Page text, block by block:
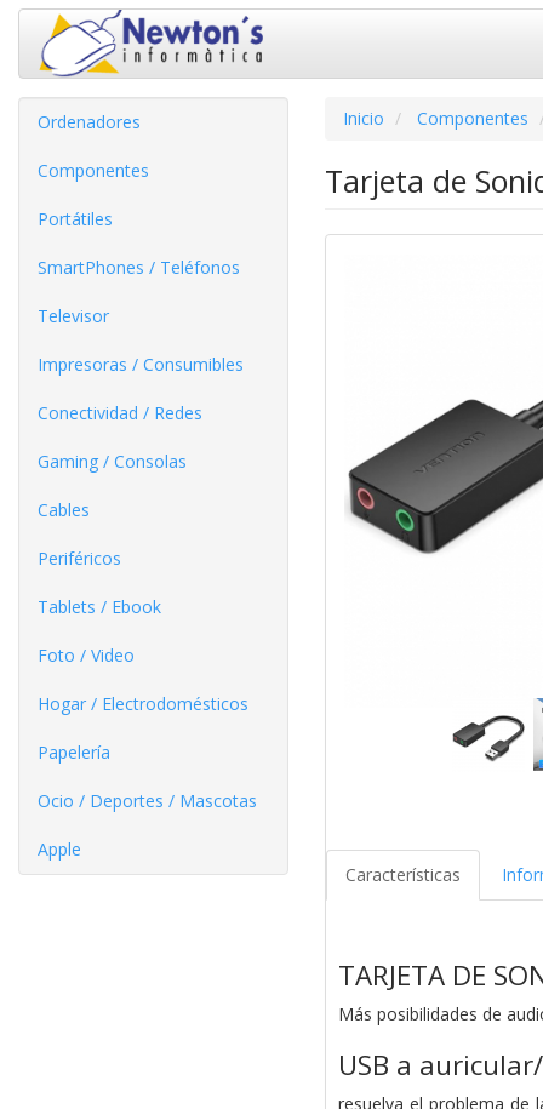
Ordenadores
Componentes
Portátiles
SmartPhones / Teléfonos
Televisor
Impresoras / Consumibles
Conectividad / Redes
Gaming / Consolas
Cables
Periféricos
Tablets / Ebook
Foto / Video
Hogar / Electrodomésticos
Papelería
Ocio / Deportes / Mascotas
Apple
Inicio Componentes
Tarjeta de
Características
TARJETA DE
Más posibilidades de
USB a
resuelva el problema